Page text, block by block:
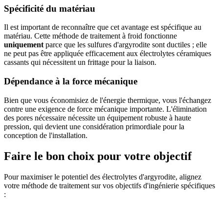
Spécificité du matériau
Il est important de reconnaître que cet avantage est spécifique au
matériau. Cette méthode de traitement à froid fonctionne
uniquement parce que les sulfures d'argyrodite sont ductiles ; elle
ne peut pas être appliquée efficacement aux électrolytes céramiques
cassants qui nécessitent un frittage pour la liaison.
Dépendance à la force mécanique
Bien que vous économisiez de l'énergie thermique, vous l'échangez
contre une exigence de force mécanique importante. L'élimination
des pores nécessaire nécessite un équipement robuste à haute
pression, qui devient une considération primordiale pour la
conception de l'installation.
Faire le bon choix pour votre objectif
Pour maximiser le potentiel des électrolytes d'argyrodite, alignez
votre méthode de traitement sur vos objectifs d'ingénierie spécifiques
: